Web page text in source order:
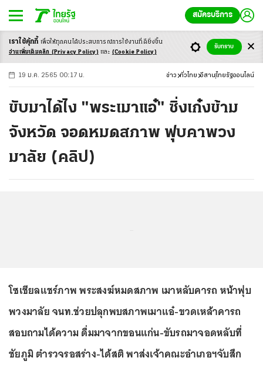
สมัครบริการ
-ก ก ก+
19 ม.ค. 2565 00:17 น. ข่าว ทั่วไทย อีสาน ไทยรัฐออนไลน์
ขับมาได้ไง "พระเมาแอ๋" ซิ่งเก๋งข้าม
จังหวัด จอดหมดสภาพ ฟุบคาพวง
มาลัย (คลิป)
โซเชียลแชร์ภาพ พระสงฆ์หมดสภาพ เมาหลับคารถ หน้าฟุบ
พวงมาลัย จนท.ช่วยปลุกพบสภาพเมาแอ๋-ขวดเหล้าคารถ
สอบถามได้ความ ดื่มมาจากขอนแก่น-ขับรถมาจอดหลับที่
ชัยภูมิ ตำรวจรอสร่าง-ได้สติ พาส่งเจ้าคณะอำเภอฯจับสึก
เราใช้คุ้กกี้ เพื่อให้ทุกคนได้ประสบการณ์การใช้งานที่ดียิ่งขึ้น
อ่านเพิ่มเติมคลิก (Privacy Policy) และ (Cookie Policy)
รับทราบ